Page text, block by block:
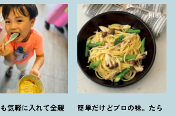
も気軽に入れて全親
簡単だけどプロの味。たら